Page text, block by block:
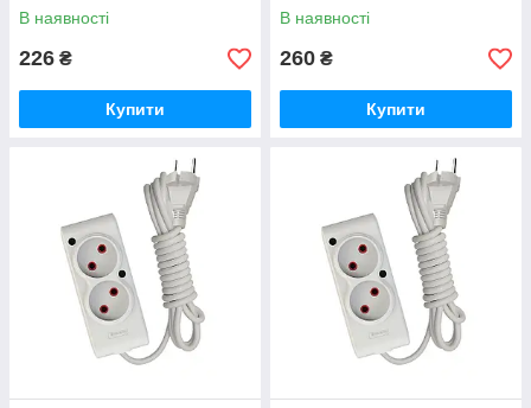
В наявності
226 ₴
Купити
В наявності
260 ₴
Купити